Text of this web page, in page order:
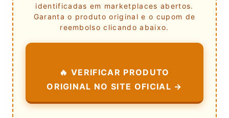
identificadas em marketplaces abertos.
Garanta o produto original e o cupom de
reembolso clicando abaixo.
🔥 VERIFICAR PRODUTO
ORIGINAL NO SITE OFICIAL →